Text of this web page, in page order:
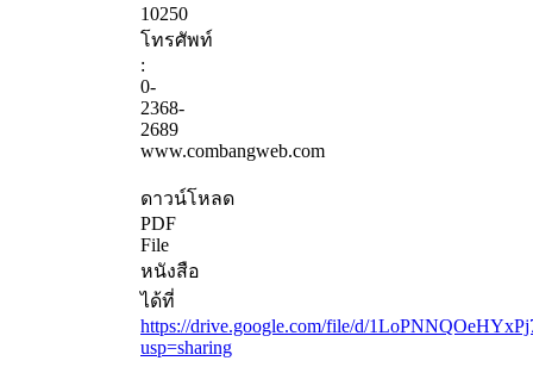
10250
โทรศัพท์
:
0-
2368-
2689
www.combangweb.com
ดาวน์โหลด
PDF
File
หนังสือ
ได้ที่
https://drive.google.com/file/d/
usp=sharing